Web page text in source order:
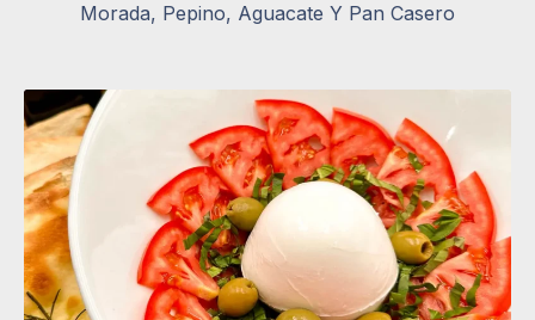
Morada, Pepino, Aguacate Y Pan Casero